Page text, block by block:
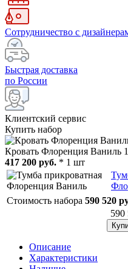
Сотрудничество с
Быстрая доставка
по России
Клиентский сервис
Купить набор
Кровать Флоренция Ваниль
417 200 руб. * 1 шт
Стоимость набора 590 520
590
Описание
Характеристики